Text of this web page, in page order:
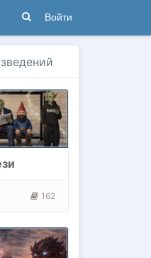
Войти
162